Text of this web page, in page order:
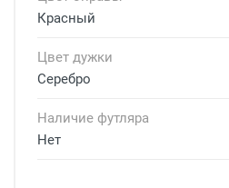
Красный
Цвет дужки
Серебро
Наличие футляра
Нет